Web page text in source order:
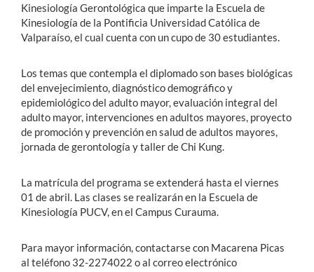
Funcionarios
Alumni
English
Kinesiología Gerontológica que imparte la Escuela de
Kinesiología de la Pontificia Universidad Católica de
Valparaíso, el cual cuenta con un cupo de 30 estudiantes.
Los temas que contempla el diplomado son bases biológicas
del envejecimiento, diagnóstico demográfico y
epidemiológico del adulto mayor, evaluación integral del
adulto mayor, intervenciones en adultos mayores, proyecto
de promoción y prevención en salud de adultos mayores,
jornada de gerontología y taller de Chi Kung.
La matrícula del programa se extenderá hasta el viernes
01 de abril. Las clases se realizarán en la Escuela de
Kinesiología PUCV, en el Campus Curauma.
Para mayor información, contactarse con Macarena Picas
al teléfono 32-2274022 o al correo electrónico